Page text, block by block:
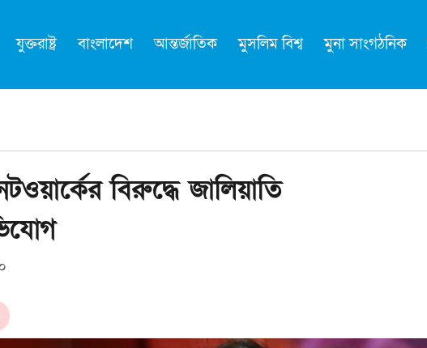
যুক্তরাষ্ট্র বাংলাদেশ আন্তর্জাতিক মুসলিম বিশ্ব মুনা সাংগঠনিক
বিরুদ্ধে জালিয়াতি